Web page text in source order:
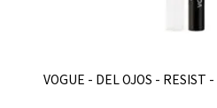
VOGUE - DEL OJOS - RESIST